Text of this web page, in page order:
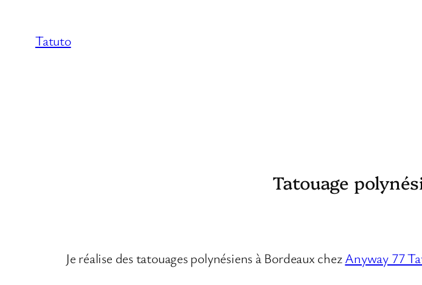
Tatuto
Tatouage
Je réalise des tatouages polynésiens à Bordeaux chezAnyway 77